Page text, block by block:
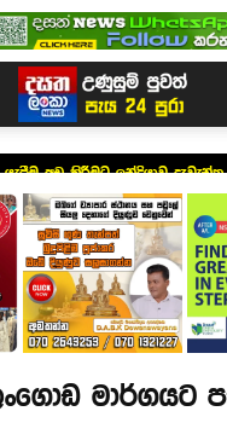
අඩු කිරීමට ඉන්දියාව
මාර්ගයට